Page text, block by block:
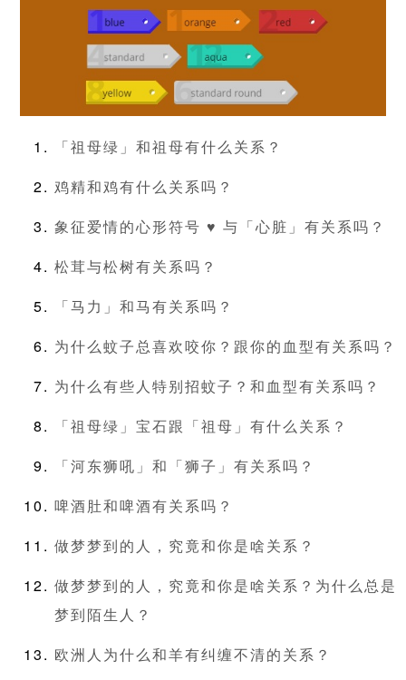
「祖母绿」和祖母有什么关系？
鸡精和鸡有什么关系吗？
象征爱情的心形符号 ♥ 与「心脏」有关系吗？
松茸与松树有关系吗？
「马力」和马有关系吗？
为什么蚊子总喜欢咬你？跟你的血型有关系吗？
为什么有些人特别招蚊子？和血型有关系吗？
「祖母绿」宝石跟「祖母」有什么关系？
「河东狮吼」和「狮子」有关系吗？
啤酒肚和啤酒有关系吗？
做梦梦到的人，究竟和你是啥关系？
做梦梦到的人，究竟和你是啥关系？为什么总是
梦到陌生人？
欧洲人为什么和羊有纠缠不清的关系？